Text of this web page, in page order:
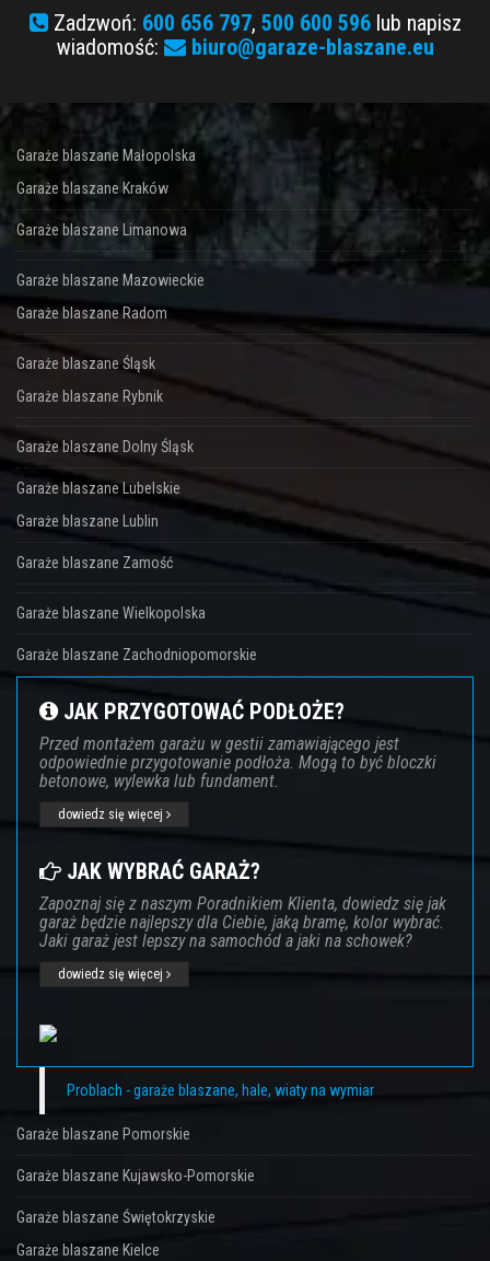
Zadzwoń: 600 656 797, 500 600 596lub napisz
wiadomość:
biuro@garaze-blaszane.eu
Garaże blaszane Małopolska
Garaże blaszane Kraków
Garaże blaszane Limanowa
Garaże blaszane Mazowieckie
Garaże blaszane Radom
Garaże blaszane Śląsk
Garaże blaszane Rybnik
Garaże blaszane Dolny Śląsk
Garaże blaszane Lubelskie
Garaże blaszane Lublin
Garaże blaszane Zamość
Garaże blaszane Wielkopolska
Garaże blaszane Zachodniopomorskie
JAK PRZYGOTOWAĆ PODŁOŻE?
Przed montażem garażu w gestii zamawiającego jest
odpowiednie przygotowanie podłoża. Mogą to być bloczki
betonowe, wylewka lub fundament.
dowiedz się więcej
JAK WYBRAĆ GARAŻ?
Zapoznaj się z naszym Poradnikiem Klienta, dowiedz się jak
garaż będzie najlepszy dla Ciebie, jaką bramę, kolor wybrać.
Jaki garaż jest lepszy na samochód a jaki na schowek?
dowiedz się więcej
Problach - garaże blaszane, hale, wiaty na wymiar
Garaże blaszane Pomorskie
Garaże blaszane Kujawsko-Pomorskie
Garaże blaszane Świętokrzyskie
Garaże blaszane Kielce